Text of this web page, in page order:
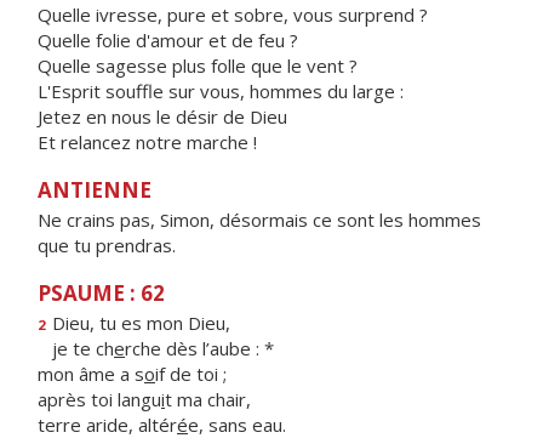
Quelle ivresse, pure et sobre, vous surprend ?
Quelle folie d'amour et de feu ?
Quelle sagesse plus folle que le vent ?
L'Esprit souffle sur vous, hommes du large :
Jetez en nous le désir de Dieu
Et relancez notre marche !
ANTIENNE
Ne crains pas, Simon, désormais ce sont les hommes
que tu prendras.
PSAUME : 62
2 Dieu, tu es mon Dieu,
je te cherche dès l’aube : *
mon âme a soif de toi ;
après toi languit ma chair,
terre aride, altérée, sans eau.